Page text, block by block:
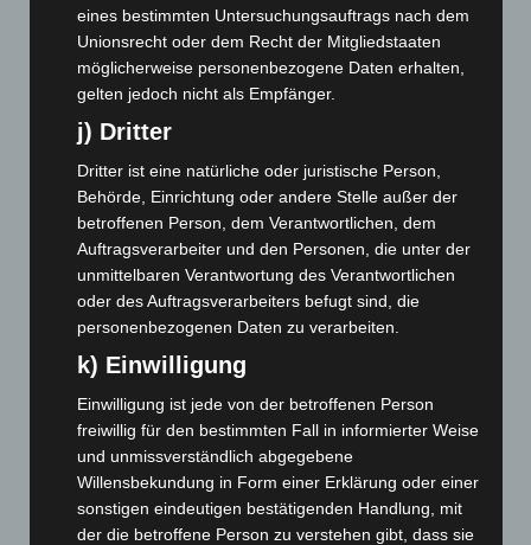
Februar 2025(96)
Januar 2025(88)
Dezember 2024(89)
November 2024(94)
Oktober 2024 (93)
September 2024(112)
August 2024
Juli 2024(89)
Juni 2024 (107)
April 2024
März 2024(103)
Februar 2024(103)
Januar 2024(111)
Dezember 2023
(130)
eines bestimmten Untersuchungsauftrags nach dem
Unionsrecht oder dem Recht der Mitgliedstaaten
möglicherweise personenbezogene Daten erhalten,
gelten jedoch nicht als Empfänger.
j) Dritter
Dritter ist eine natürliche oder juristische Person,
Behörde, Einrichtung oder andere Stelle außer der
betroffenen Person, dem Verantwortlichen, dem
Auftragsverarbeiter und den Personen, die unter der
unmittelbaren Verantwortung des Verantwortlichen
oder des Auftragsverarbeiters befugt sind, die
personenbezogenen Daten zu verarbeiten.
k) Einwilligung
Einwilligung ist jede von der betroffenen Person
freiwillig für den bestimmten Fall in informierter Weise
und unmissverständlich abgegebene
Willensbekundung in Form einer Erklärung oder einer
sonstigen eindeutigen bestätigenden Handlung, mit
der die betroffene Person zu verstehen gibt, dass sie